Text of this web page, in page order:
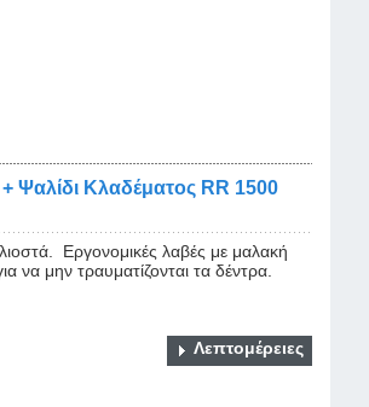
Ψαλίδι Κλαδέματος RR 1500
Εργονομικές λαβές με μαλακή
να μην τραυματίζονται τα δέντρα.
Λεπτομέρειες